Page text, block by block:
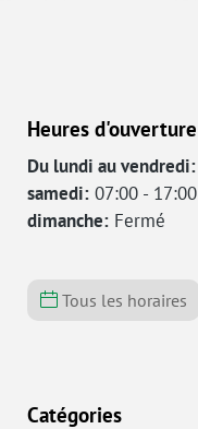
Heures d'ouverture
Du lundi au vendredi:
samedi: 07:00 - 17:00
dimanche: Fermé
Tous les horaires
Catégories